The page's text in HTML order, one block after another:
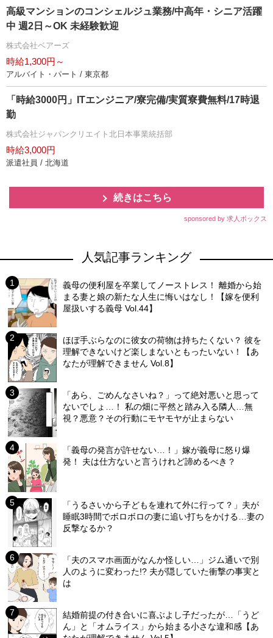
高級マンションのコンシェルジュ業務/中高年・シニア活躍
中 週2日～OK 未経験歓迎
株式会社ベアーズ
時給1,300円～
アルバイト・パート / 東京都
「時給3000円」ITエンジニア/寮完備/実質寮費無料/17時退
勤
株式会社ジャパンクリエイト北日本事業統括部
時給3,000円
派遣社員 / 北海道
続きはこちら
sponsored by 求人ボックス
人気記事ランキング
義母の便利屋を卒業してノーストレス！ 離婚から始
まる妻と娘の新たな人生に悔いはなし！【嫁を便利
屋扱いする義母 Vol.44】
ほぼ手ぶらなのに彼女の荷物は持ちたくない？ 彼を
理解できないけど楽しまないともったいない！【あ
なたが理解できません Vol.8】
「あら、ごめんなさいね？」って絶対悪いと思って
ないでしょ…！ 私の畑に平然と踏み入る隣人…無
視？悪意？その行動にモヤモヤが止まらない
「義母の発言が許せない…！」嫁が義母に怒り爆
発！ 夫は仕方ないと言うけれど諦めるべき？
「うるさいから子どもを連れて外に行って？」夫が
睡眠3時間でボロボロの妻に追い打ちをかける…妻の
反撃なるか？
「夫のスマホ画面がなんか怪しい…」ジム通いで別
人のように変わった!? 夫が隠していた衝撃の事実と
は
結婚前提の付き合いに喜ぶよし子だったが…「うど
ん」と「オムライス」から始まる小さな違和感【あ